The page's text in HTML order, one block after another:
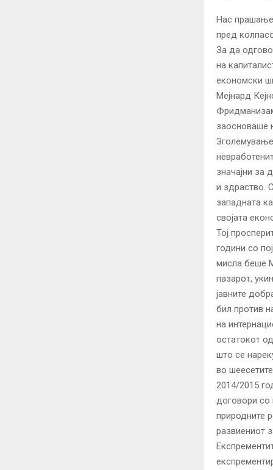
Нас
пред
За да
на
економски
Мејнард
заосноваше
значајни за
и здраство.
западната
својата
Тој
години со
мисла беше
пазарот,
јавните
бил против
на
остатокот
што се
во
2014/2015
договори со
природните
развиениот